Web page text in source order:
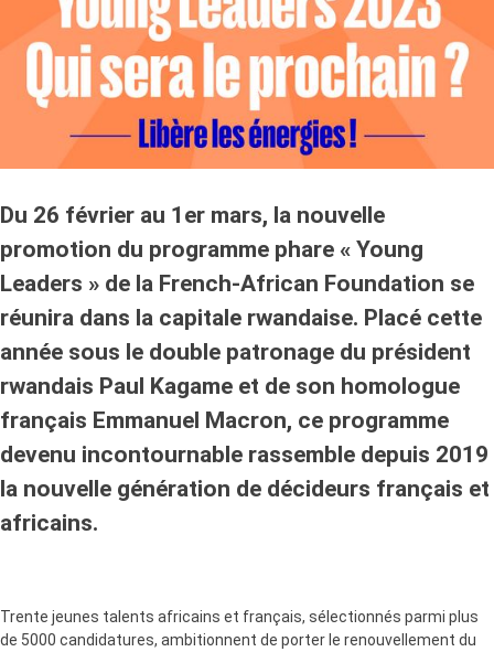
Du 26 février au 1er mars, la nouvelle
promotion du programme phare « Young
Leaders » de la French-African Foundation se
réunira dans la capitale rwandaise. Placé cette
année sous le double patronage du président
rwandais Paul Kagame et de son homologue
français Emmanuel Macron, ce programme
devenu incontournable rassemble depuis 2019
la nouvelle génération de décideurs français et
africains.
Trente jeunes talents africains et français, sélectionnés parmi plus
de 5000 candidatures, ambitionnent de porter le renouvellement du